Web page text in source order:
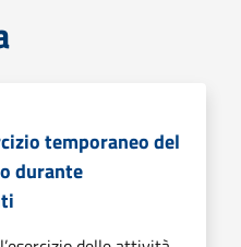
temporaneo del
durante